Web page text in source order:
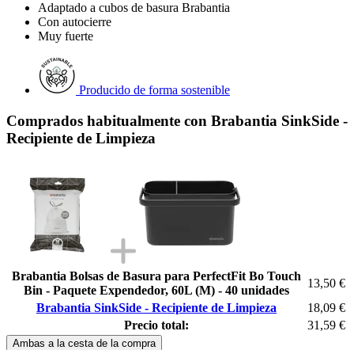
Adaptado a cubos de basura Brabantia
Con autocierre
Muy fuerte
Producido de forma sostenible
Comprados habitualmente con Brabantia SinkSide -
Recipiente de Limpieza
Brabantia Bolsas de Basura para PerfectFit Bo Touch
Bin - Paquete Expendedor, 60L (M) - 40 unidades
13,50 €
Brabantia SinkSide - Recipiente de Limpieza
18,09 €
Precio total:
31,59 €
Ambas a la cesta de la compra